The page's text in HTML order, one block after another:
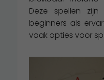
Deze spellen
beginners als
vaak opties voor